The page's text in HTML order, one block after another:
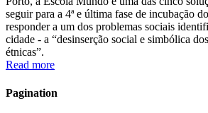
seguir para a 4ª e última fase de incubação
responder a um dos problemas sociais
cidade - a “desinserção social e simbólica
étnicas”.
Read more
Pagination